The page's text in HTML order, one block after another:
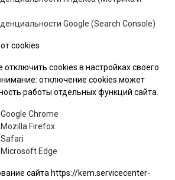
Google (Search Console)
cookies
отключить cookies в настройках своего
отключение cookies может
работы отдельных функций сайта.
Chrome
Firefox
Edge
сайта https://kem.servicecenter-